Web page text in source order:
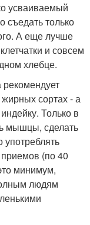
усваиваемый
съедать только
А еще лучше
и совсем
хлебце.
рекомендует
сортах - а
Только в
мышцы, сделать
употреблять
(по 40
минимум,
людям